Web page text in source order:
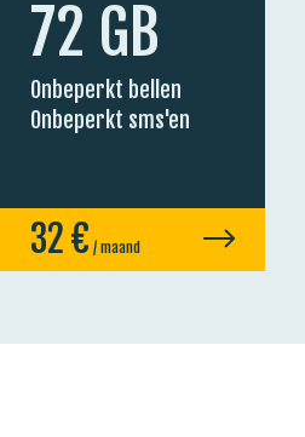
72 GB
Onbeperkt bellen
Onbeperkt sms'en
32€ / maand